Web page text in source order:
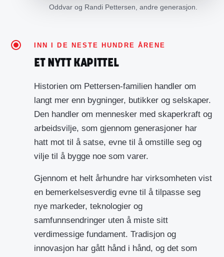
Oddvar og Randi Pettersen, andre generasjon.
INN I DE NESTE HUNDRE ÅRENE
ET NYTT KAPITTEL
Historien om Pettersen-familien handler om
langt mer enn bygninger, butikker og selskaper.
Den handler om mennesker med skaperkraft og
arbeidsvilje, som gjennom generasjoner har
hatt mot til å satse, evne til å omstille seg og
vilje til å bygge noe som varer.
Gjennom et helt århundre har virksomheten vist
en bemerkelsesverdig evne til å tilpasse seg
nye markeder, teknologier og
samfunnsendringer uten å miste sitt
verdimessige fundament. Tradisjon og
innovasjon har gått hånd i hånd, og det som